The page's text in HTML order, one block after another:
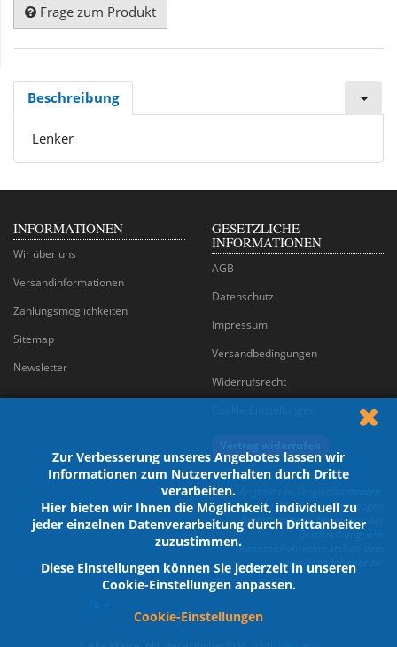
Zur Verbesserung unseres Angebotes lassen wir
Informationen zum Nutzerverhalten durch Dritte
verarbeiten.
Hier bieten wir Ihnen die Möglichkeit, individuell zu
jeder einzelnen Datenverarbeitung durch Drittanbeiter
zuzustimmen.
Diese Einstellungen können Sie jederzeit in unseren
Cookie-Einstellungen anpassen.
Cookie-Einstellungen
Frage zum Produkt
Beschreibung
Lenker
INFORMATIONEN
Wir über uns
Versandinformationen
Zahlungsmöglichkeiten
Sitemap
Newsletter
GESETZLICHE
INFORMATIONEN
AGB
Datenschutz
Impressum
Versandbedingungen
Widerrufsrecht
Marken und sonstigen
Bezeichnungen dienen nur der
Beschreibung; alle
Kennzeichenrechte stehen dem
jeweiligen Inhaber zu.